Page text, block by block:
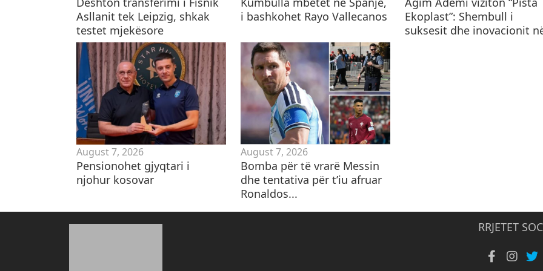
Asllanit tek Leipzig, shkak
testet mjekësore
i bashkohet Rayo Vallecanos
Ekoplast”: Shembull i
suksesit dhe inovacionit
August 7, 2026
Pensionohet gjyqtari i
njohur kosovar
August 7, 2026
Bomba për të vrarë Messin
dhe tentativa për t’iu afruar
Ronaldos...
RRJETET